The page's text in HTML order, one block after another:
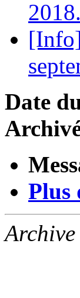
2018.
Date
Plus